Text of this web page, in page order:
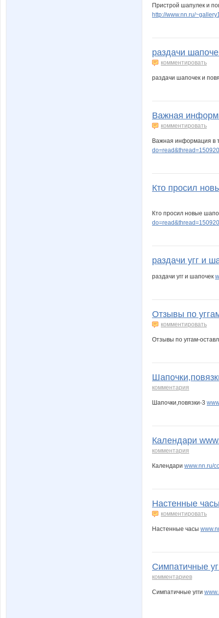
Пристрой шапулек и
http://www.nn.ru/
раздачи
комментировать
раздачи шапочек и
Важная
комментировать
Важная информация в
Кто просил
Кто просил новые
раздачи угг и
раздачи угг и шапочек
Отзывы по
комментировать
Отзывы по уггам-
комментария
Шапочки,повязки-3
Календари
комментария
Календари www.nn.ru/
Настенные
комментировать
Настенные часы
Симпатичные
комментариев
Симпатичные угги